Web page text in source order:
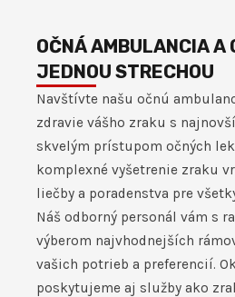
OČNÁ AMBULANCIA A
JEDNOU STRECHOU
Navštívte našu očnú
zdravie vášho zraku s
skvelým prístupom očných
komplexné vyšetrenie zraku
liečby a poradenstva pre
Náš odborný personál vám s
výberom najvhodnejších
vašich potrieb a preferencií.
poskytujeme aj služby ako